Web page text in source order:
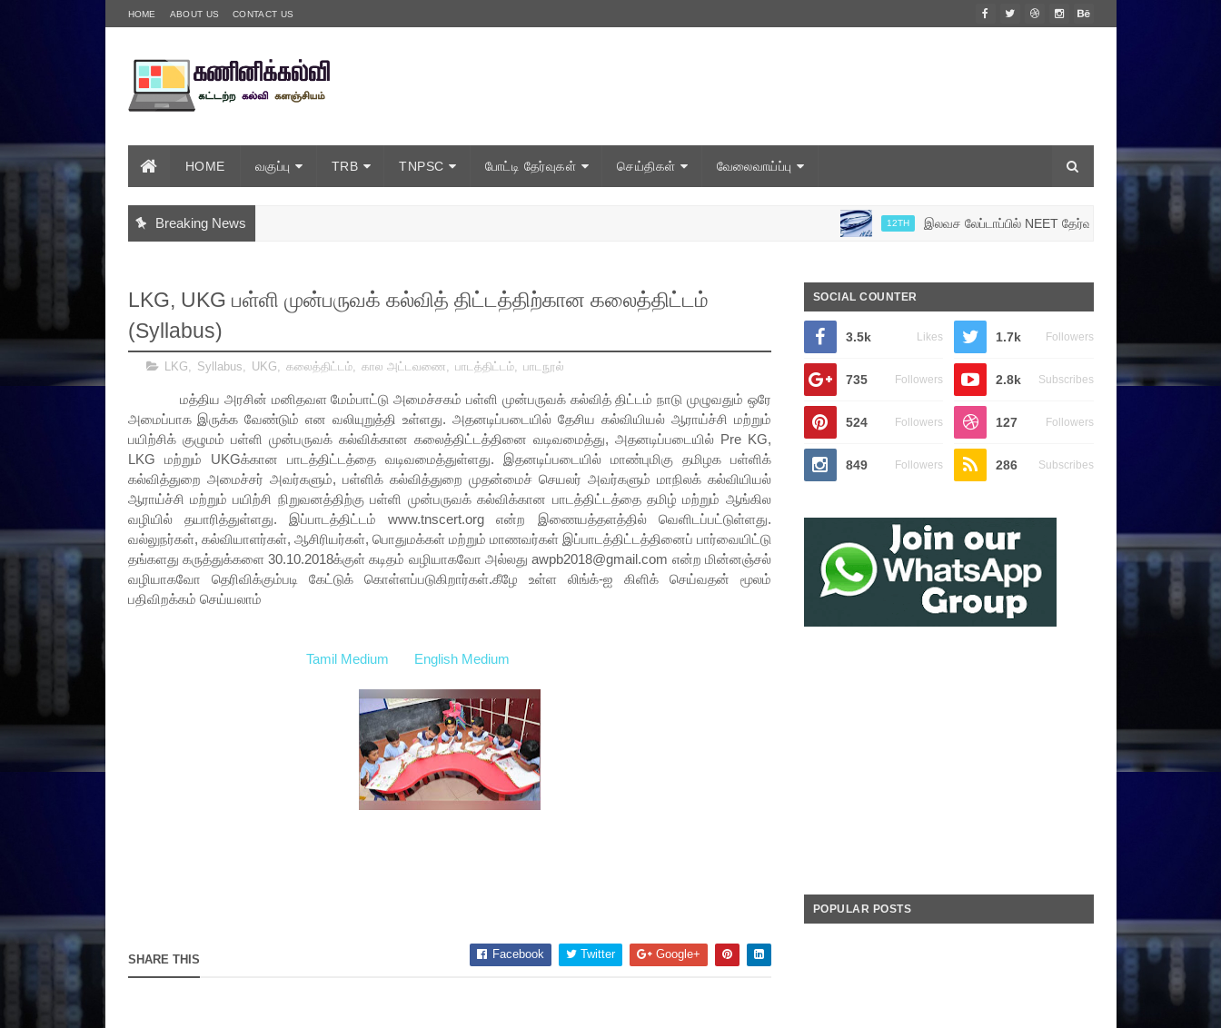
HOME ABOUT US CONTACT US
HOME வகுப்பு TRB TNPSC போட்டி தேர்வுகள் செய்திகள் வேலைவாய்ப்பு
Breaking News 12TH இலவச லேப்டாப்பில் NEET தேர்வுக்கான பாடங்களை வழங்க,
LKG, UKG பள்ளி முன்பருவக் கல்வித் திட்டத்திற்கான கலைத்திட்டம்
(Syllabus)
LKG, Syllabus, UKG, கலைத்திட்டம், கால அட்டவணை, பாடத்திட்டம், பாடநூல்
மத்திய அரசின் மனிதவள மேம்பாட்டு அமைச்சகம் பள்ளி முன்பருவக் கல்வித் திட்டம் நாடு முழுவதும் ஒரே
அமைப்பாக இருக்க வேண்டும் என வலியுறுத்தி உள்ளது. அதனடிப்படையில் தேசிய கல்வியியல் ஆராய்ச்சி மற்றும்
பயிற்சிக் குழுமம் பள்ளி முன்பருவக் கல்விக்கான கலைத்திட்டத்தினை வடிவமைத்து, அதனடிப்படையில் Pre KG,
LKG மற்றும் UKGக்கான பாடத்திட்டத்தை வடிவமைத்துள்ளது. இதனடிப்படையில் மாண்புமிகு தமிழக பள்ளிக்
கல்வித்துறை அமைச்சர் அவர்களும், பள்ளிக் கல்வித்துறை முதன்மைச் செயலர் அவர்களும் மாநிலக் கல்வியியல்
ஆராய்ச்சி மற்றும் பயிற்சி நிறுவனத்திற்கு பள்ளி முன்பருவக் கல்விக்கான பாடத்திட்டத்தை தமிழ் மற்றும் ஆங்கில
வழியில் தயாரித்துள்ளது. இப்பாடத்திட்டம் www.tnscert.org என்ற இணையத்தளத்தில் வெளிடப்பட்டுள்ளது.
வல்லுநர்கள், கல்வியாளர்கள், ஆசிரியர்கள், பொதுமக்கள் மற்றும் மாணவர்கள் இப்பாடத்திட்டத்தினைப் பார்வையிட்டு
தங்களது கருத்துக்களை 30.10.2018க்குள் கடிதம் வழியாகவோ அல்லது awpb2018@gmail.com என்ற மின்னஞ்சல்
வழியாகவோ தெரிவிக்கும்படி கேட்டுக் கொள்ளப்படுகிறார்கள்.கீழே உள்ள லிங்க்-ஐ கிளிக் செய்வதன் மூலம்
பதிவிறக்கம் செய்யலாம்
Tamil Medium English Medium
SHARE THIS Facebook Twitter Google+
SOCIAL COUNTER
3.5k Likes 1.7k Followers
735 Followers 2.8k Subscribes
524 Followers 127 Followers
849 Followers 286 Subscribes
POPULAR POSTS